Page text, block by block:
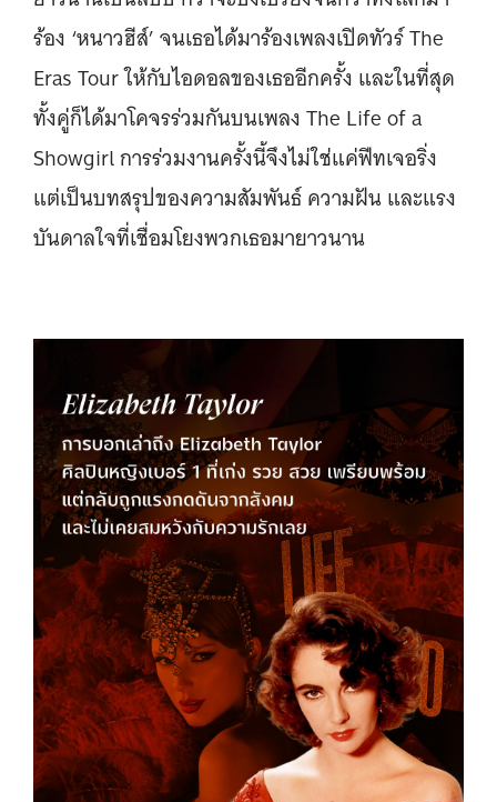
ร้อง ‘หนาวฮีส์’ จนเธอได้มาร้องเพลงเปิดทัวร์ The
Eras Tour ให้กับไอดอลของเธออีกครั้ง และในที่สุด
ทั้งคู่ก็ได้มาโคจรร่วมกันบนเพลง The Life of a
Showgirl การร่วมงานครั้งนี้จึงไม่ใช่แค่ฟีทเจอริ่ง
แต่เป็นบทสรุปของความสัมพันธ์ ความฝัน และแรง
บันดาลใจที่เชื่อมโยงพวกเธอมายาวนาน